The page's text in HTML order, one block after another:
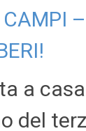
CAMPI –
a
del